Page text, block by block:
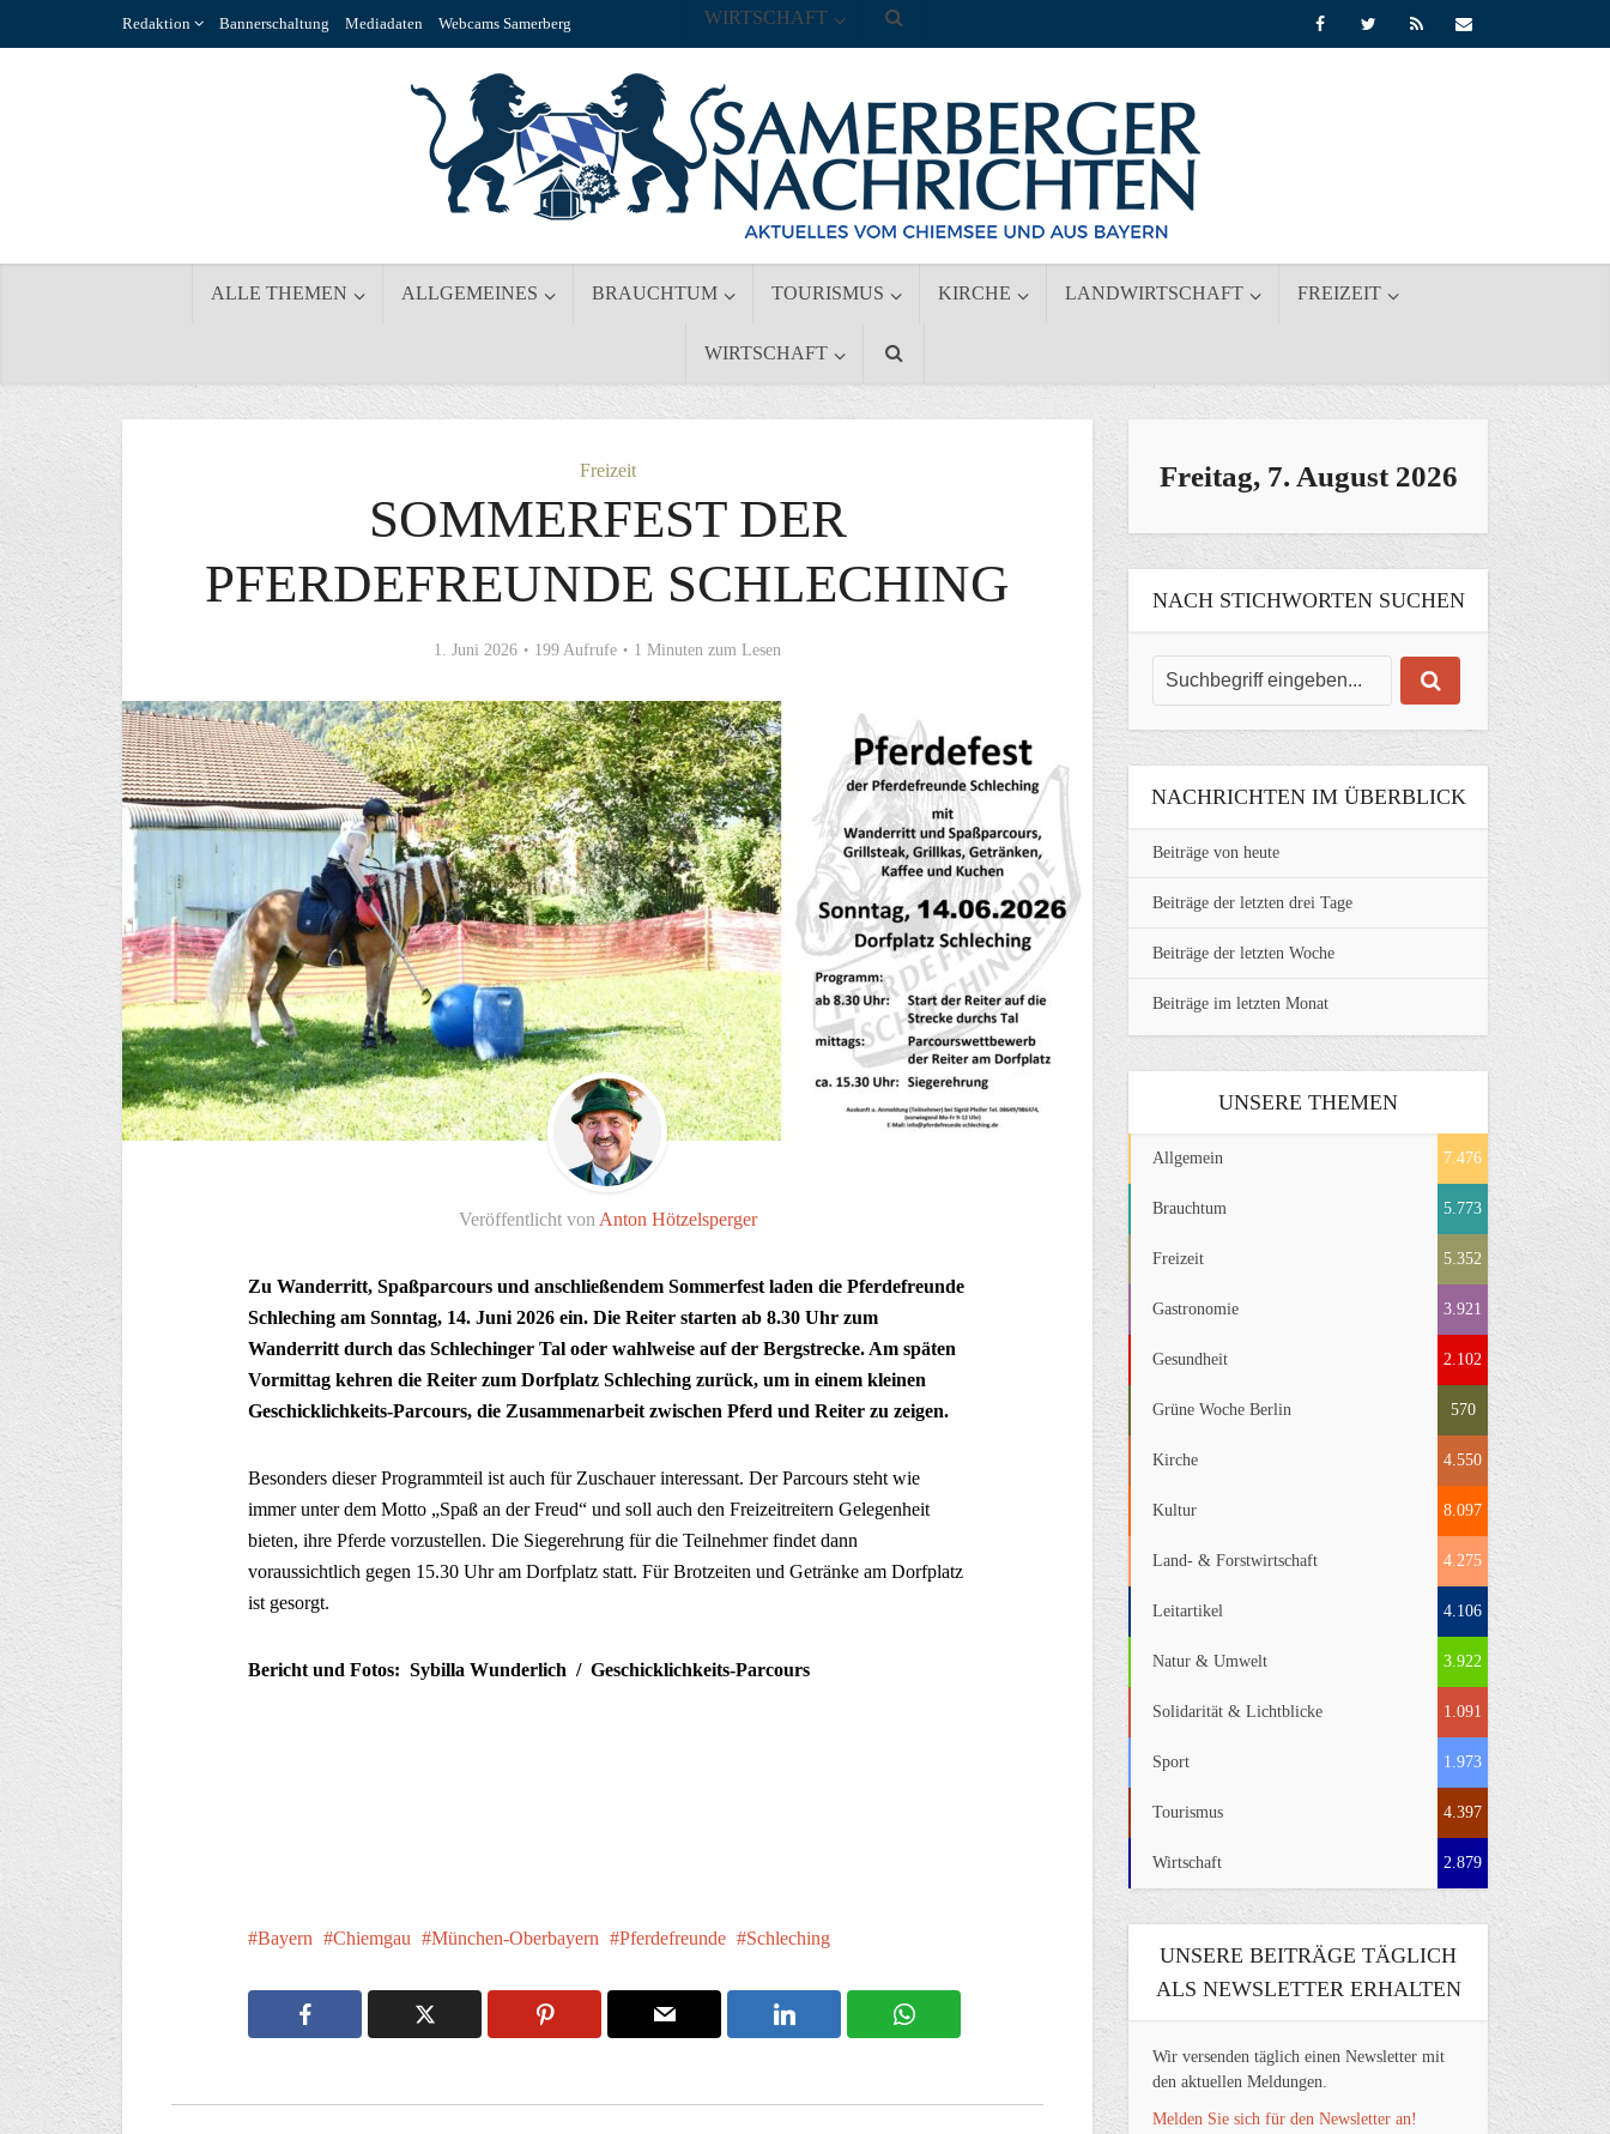
Redaktion Bannerschaltung Mediadaten Webcams Samerberg
ALLE THEMEN ALLGEMEINES BRAUCHTUM TOURISMUS KIRCHE LANDWIRTSCHAFT FREIZEIT
WIRTSCHAFT
WIRTSCHAFT
Freizeit
SOMMERFEST DER
PFERDEFREUNDE SCHLECHING
1. Juni 2026 199 Aufrufe 1 Minuten zum Lesen
Veröffentlicht von Anton Hötzelsperger
Zu Wanderritt, Spaßparcours und anschließendem Sommerfest laden die Pferde­freunde
Schleching am Sonntag, 14. Juni 2026 ein. Die Reiter starten ab 8.30 Uhr zum
Wanderritt durch das Schlechinger Tal oder wahlweise auf der Bergstrecke. Am späten
Vormittag kehren die Reiter zum Dorfplatz Schleching zurück, um in einem kleinen
Geschicklichkeits-Parcours, die Zusammenarbeit zwischen Pferd und Reiter zu zeigen.
Besonders dieser Programmteil ist auch für Zuschauer interessant. Der Parcours steht wie
immer unter dem Motto „Spaß an der Freud“ und soll auch den Freizeitreitern Gelegenheit
bieten, ihre Pferde vorzustellen. Die Siegereh­rung für die Teilnehmer findet dann
voraussichtlich gegen 15.30 Uhr am Dorfplatz statt. Für Brotzeiten und Getränke am Dorfplatz
ist gesorgt.
Bericht und Fotos: Sybilla Wunderlich / Geschicklichkeits-Parcours
Bayern Chiemgau München-Oberbayern Pferdefreunde Schleching
Freitag, 7. August 2026
NACH STICHWORTEN SUCHEN
NACHRICHTEN IM ÜBERBLICK
Beiträge von heute
Beiträge der letzten drei Tage
Beiträge der letzten Woche
Beiträge im letzten Monat
UNSERE THEMEN
Allgemein 7.476
Brauchtum 5.773
Freizeit 5.352
Gastronomie 3.921
Gesundheit 2.102
Grüne Woche Berlin 570
Kirche 4.550
Kultur 8.097
Land- & Forstwirtschaft 4.275
Leitartikel 4.106
Natur & Umwelt 3.922
Solidarität & Lichtblicke 1.091
Sport 1.973
Tourismus 4.397
Wirtschaft 2.879
UNSERE BEITRÄGE TÄGLICH
ALS NEWSLETTER ERHALTEN
Wir versenden täglich einen Newsletter mit
den aktuellen Meldungen.
Melden Sie sich für den Newsletter an!